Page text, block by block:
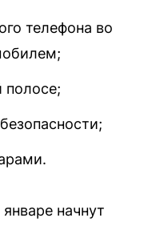
телефона во
полосе;
начнут